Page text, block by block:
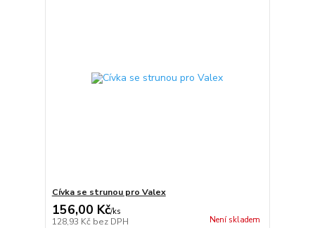
Cívka se strunou pro Valex
156,00 Kč/ks
128,93 Kč bez DPH Není skladem